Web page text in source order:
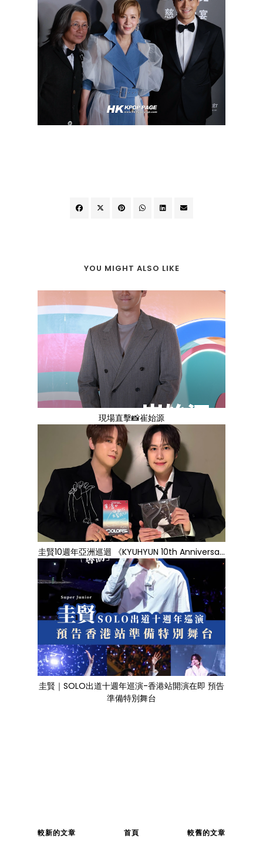
YOU MIGHT ALSO LIKE
現場直擊📸崔始源
圭賢10週年亞洲巡迴 《KYUHYUN 10th Anniversa...
圭賢｜SOLO出道十週年巡演-香港站開演在即 預告
準備特別舞台
較新的文章 較舊的文章
首頁